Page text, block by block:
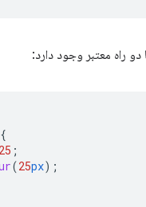
دو راه معتبر وجود دارد:
{
;
(25px);